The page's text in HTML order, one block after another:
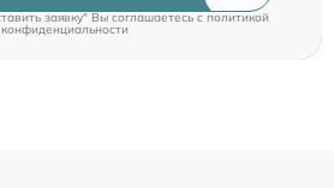
заявку" Вы соглашаетесь c политикой
конфиденциальности